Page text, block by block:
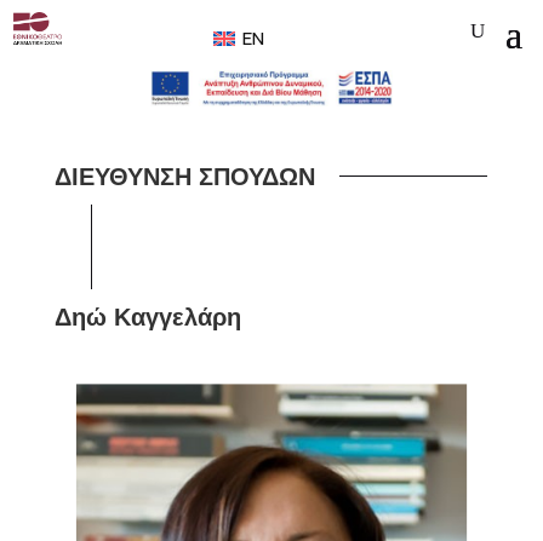
EN
ΔΙΕΥΘΥΝΣΗ ΣΠΟΥΔΩΝ
Δηώ Καγγελάρη